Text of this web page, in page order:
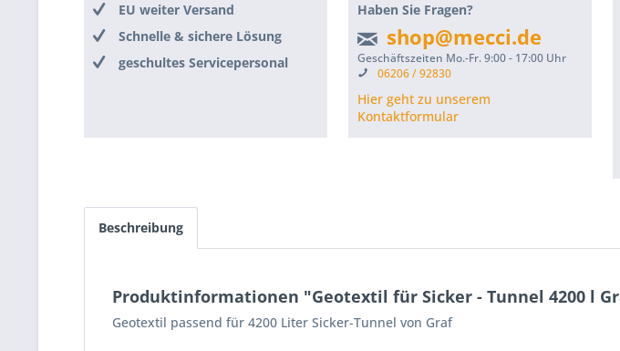
EU weiter Versand
Schnelle & sichere Lösung
geschultes Servicepersonal
Haben Sie Fragen?
shop@mecci.de
Geschäftszeiten Mo.-Fr. 9:00 - 17:00 Uhr
06206 / 92830
Hier geht zu unserem
Kontaktformular
Beschreibung
Produktinformationen "Geotextil für Sicker - Tunnel 4200 l
Geotextil passend für 4200 Liter Sicker-Tunnel von Graf